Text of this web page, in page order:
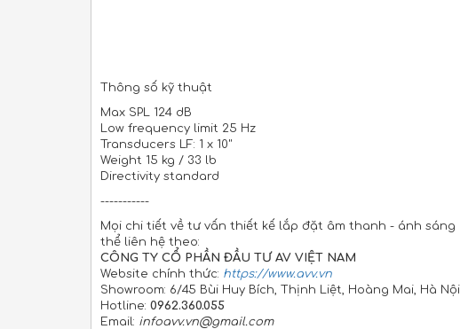
Thông số kỹ thuật
Max SPL 124 dB
Low frequency limit 25 Hz
Transducers LF: 1 x 10"
Weight 15 kg / 33 lb
Directivity standard
-----------
Mọi chi tiết về tư vấn thiết kế lắp đặt âm thanh - ánh sáng
thể liên hệ theo:
CÔNG TY CỔ PHẦN ĐẦU TƯ AV VIỆT NAM
Website chính thức: https://www.avv.vn
Showroom: 6/45 Bùi Huy Bích, Thịnh Liệt, Hoàng Mai, Hà Nội
Hotline: 0962.360.055
Email: infoavv.vn@gmail.com